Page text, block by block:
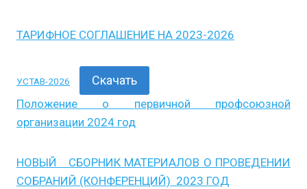
ТАРИФНОЕ СОГЛАШЕНИЕ НА 2023-2026
УСТАВ-2026 Скачать
Положение о первичной профсоюзной
организации 2024 год
НОВЫЙ СБОРНИК МАТЕРИАЛОВ О ПРОВЕДЕНИИ
СОБРАНИЙ (КОНФЕРЕНЦИЙ) 2023 ГОД